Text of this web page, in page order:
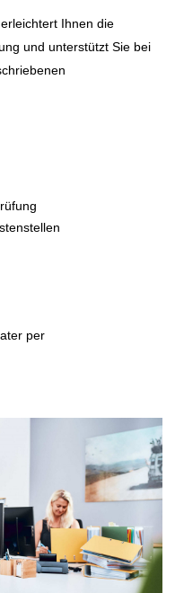
Ihnen die
und unterstützt Sie bei
per